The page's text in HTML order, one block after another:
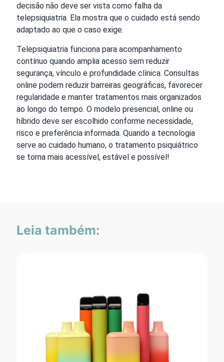
decisão não deve ser vista como falha da
telepsiquiatria. Ela mostra que o cuidado está sendo
adaptado ao que o caso exige.
Telepsiquiatria funciona para acompanhamento
contínuo quando amplia acesso sem reduzir
segurança, vínculo e profundidade clínica. Consultas
online podem reduzir barreiras geográficas, favorecer
regularidade e manter tratamentos mais organizados
ao longo do tempo. O modelo presencial, online ou
híbrido deve ser escolhido conforme necessidade,
risco e preferência informada. Quando a tecnologia
serve ao cuidado humano, o tratamento psiquiátrico
se torna mais acessível, estável e possível!
Leia também: